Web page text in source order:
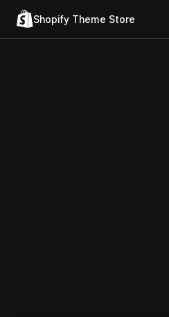
Shopify Theme Store